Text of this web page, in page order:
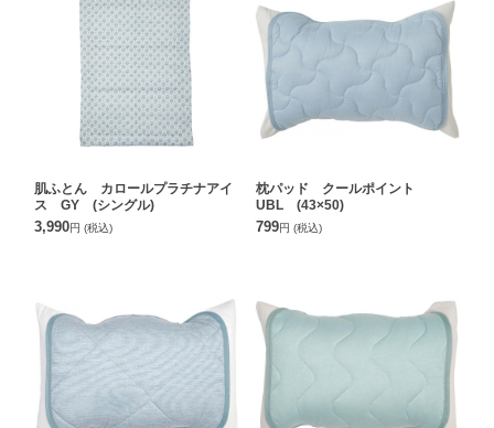
肌ふとん カロールプラチナアイ
ス GY (シングル)
3,990円 (税込)
枕パッド クールポイント
UBL (43×50)
799円 (税込)